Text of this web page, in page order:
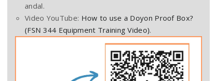
andal.
Video YouTube: How to use a Doyon Proof Box?
(FSN 344 Equipment Training Video).